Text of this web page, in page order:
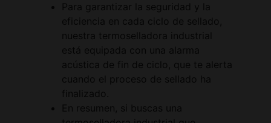
Para garantizar la seguridad y la
eficiencia en cada ciclo de sellado,
nuestra termoselladora industrial
está equipada con una alarma
acústica de fin de ciclo, que te alerta
cuando el proceso de sellado ha
finalizado.
En resumen, si buscas una